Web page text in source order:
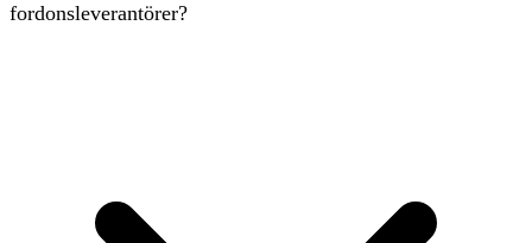
fordonsleverantörer?